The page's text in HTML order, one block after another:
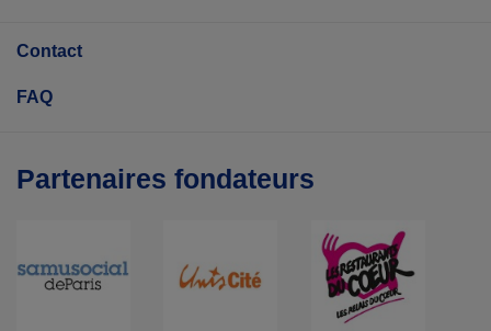
Contact
FAQ
Partenaires fondateurs